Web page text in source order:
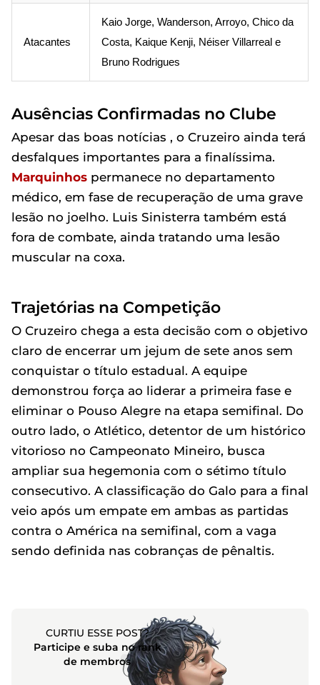
Atacantes
Kaio Jorge, Wanderson, Arroyo, Chico da
Costa, Kaique Kenji, Néiser Villarreal e
Bruno Rodrigues
Ausências Confirmadas no Clube
Apesar das boas notícias , o Cruzeiro ainda terá
desfalques importantes para a finalíssima.
Marquinhos permanece no departamento
médico, em fase de recuperação de uma grave
lesão no joelho. Luis Sinisterra também está
fora de combate, ainda tratando uma lesão
muscular na coxa.
Trajetórias na Competição
O Cruzeiro chega a esta decisão com o objetivo
claro de encerrar um jejum de sete anos sem
conquistar o título estadual. A equipe
demonstrou força ao liderar a primeira fase e
eliminar o Pouso Alegre na etapa semifinal. Do
outro lado, o Atlético, detentor de um histórico
vitorioso no Campeonato Mineiro, busca
ampliar sua hegemonia com o sétimo título
consecutivo. A classificação do Galo para a final
veio após um empate em ambas as partidas
contra o América na semifinal, com a vaga
sendo definida nas cobranças de pênaltis.
CURTIU ESSE POST?
Participe e suba no rank
de membros